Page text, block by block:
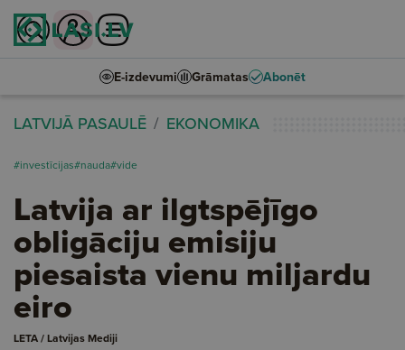
E-izdevumi Grāmatas Abonēt
LATVIJĀ PASAULĒ EKONOMIKA
#investīcijas#nauda#vide
Latvija ar ilgtspējīgo
obligāciju emisiju
piesaista vienu miljardu
eiro
LETA / Latvijas Mediji